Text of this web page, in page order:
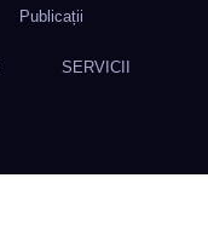
Publicații
SERVICII